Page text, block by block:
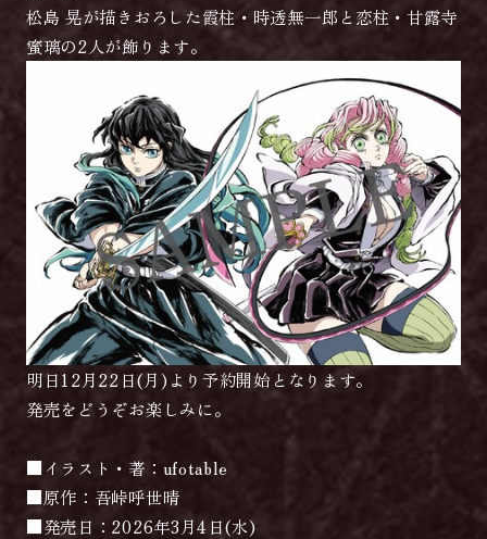
松島 晃が描きおろした霞柱・時透無一郎と恋柱・甘露寺
蜜璃の2人が飾ります。
明日12月22日(月)より予約開始となります。
発売をどうぞお楽しみに。
■イラスト・著：ufotable
■原作：吾峠呼世晴
■発売日：2026年3月4日(水)